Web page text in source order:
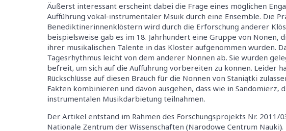
Äußerst interessant erscheint dabei die Frage eines möglichen
Aufführung vokal-instrumentaler Msuik durch eine Ensemble. Die
Benediktinerinnenklöstern wird durch die Erforschung anderer
beispielsweise gab es im 18. Jahrhundert eine Gruppe von Nonen,
ihrer musikalischen Talente in das Kloster aufgenommen wurden.
Tagesrhythmus leicht von dem anderer Nonnen ab. Sie wurden
befreit, um sich auf die Aufführung vorbereiten zu können. Leider
Rückschlüsse auf diesen Brauch für die Nonnen von Staniątki
Fakten kombinieren und davon ausgehen, dass wie in Sandomierz,
instrumentalen Musikdarbietung teilnahmen.
Der Artikel entstand im Rahmen des Forschungsprojekts Nr. 2011/
Nationale Zentrum der Wissenschaften (Narodowe Centrum Nauki).